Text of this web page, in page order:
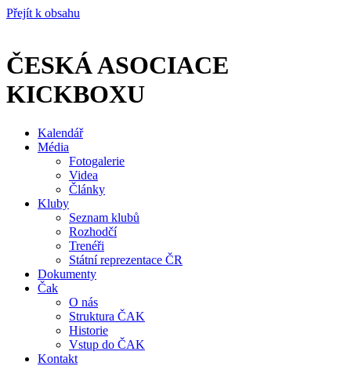
Přejít k obsahu
ČESKÁ ASOCIACE
KICKBOXU
Kalendář
Média
Fotogalerie
Videa
Články
Kluby
Seznam klubů
Rozhodčí
Trenéři
Státní reprezentace ČR
Dokumenty
Čak
O nás
Struktura ČAK
Historie
Vstup do ČAK
Kontakt